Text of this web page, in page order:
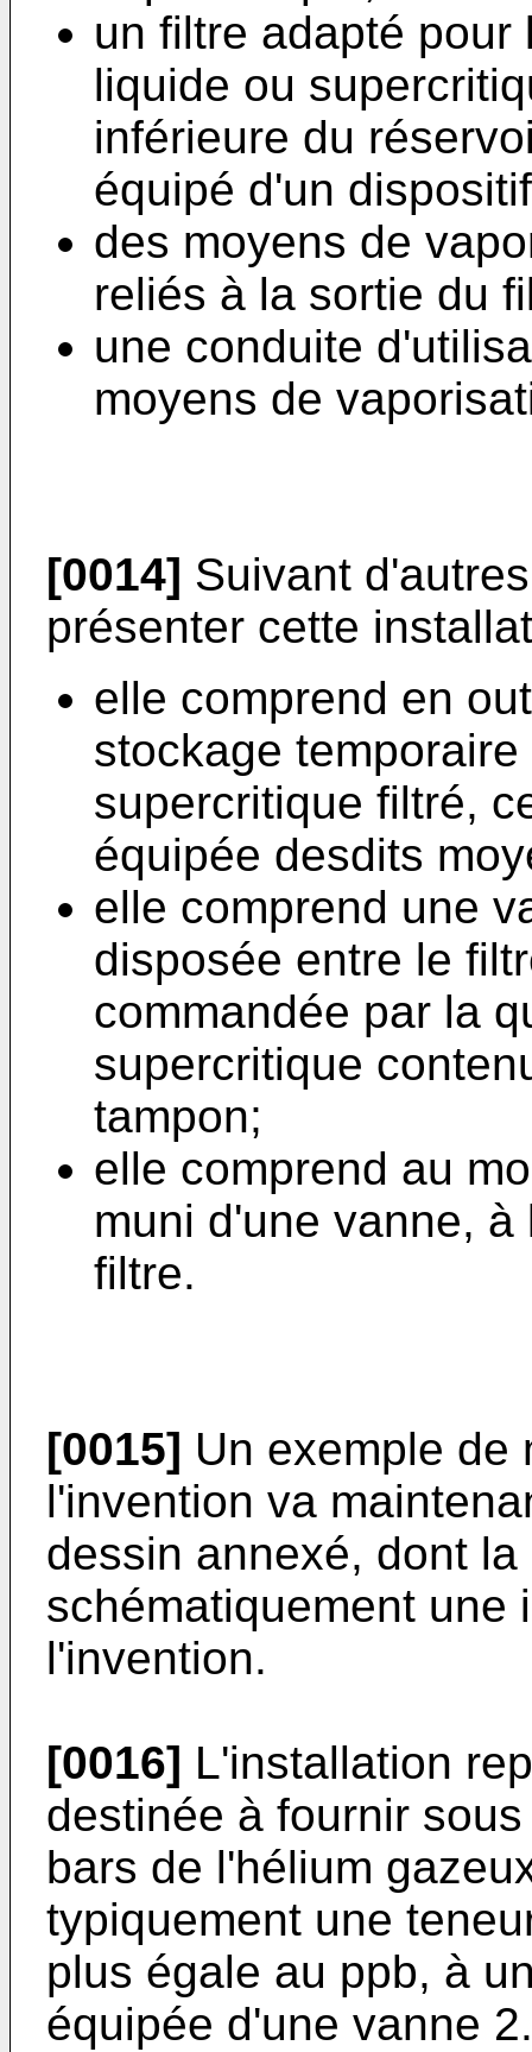
un filtre adapté
liquide ou
inférieure du
équipé d'un
des moyens de
reliés à la sortie du
une conduite
moyens de
[0014] Suivant
présenter cette
elle comprend en
stockage
supercritique filtré,
équipée desdits
elle comprend une
disposée entre le
commandée par la
supercritique
tampon;
elle comprend au
muni d'une vanne,
filtre.
[0015] Un exemple de
l'invention va
dessin annexé, dont
schématiquement une
l'invention.
[0016] L'installation
destinée à fournir
bars de l'hélium
typiquement une
plus égale au ppb, à
équipée d'une vanne